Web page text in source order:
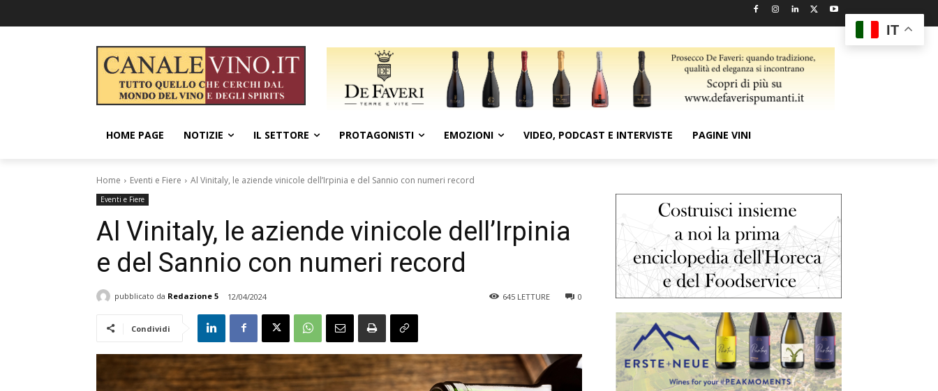
HOME PAGE NOTIZIE IL SETTORE PROTAGONISTI EMOZIONI VIDEO, PODCAST E INTERVISTE PAGINE VINI
Home Eventi e Fiere Al Vinitaly, le aziende vinicole dell’Irpinia e del Sannio con numeri record
Eventi e Fiere
Al Vinitaly, le aziende vinicole dell’Irpinia
e del Sannio con numeri record
pubblicato da Redazione 5 12/04/2024 0
645 LETTURE
Condividi
IT